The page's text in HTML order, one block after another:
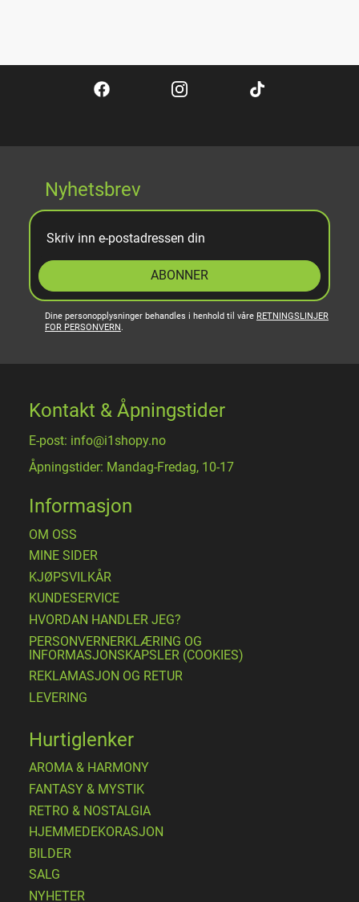
Nyhetsbrev
ABONNER
Dine personopplysninger behandles i henhold til våre RETNINGSLINJER
FOR PERSONVERN.
Kontakt & Åpningstider
E-post: info@i1shopy.no
Åpningstider: Mandag-Fredag, 10-17
Informasjon
OM OSS
MINE SIDER
​KJØPSVILKÅR
KUNDESERVICE
HVORDAN HANDLER JEG?
PERSONVERNERKLÆRING OG
INFORMASJONSKAPSLER (COOKIES)
REKLAMASJON OG RETUR
LEVERING
Hurtiglenker
AROMA & HARMONY
FANTASY & MYSTIK
RETRO & NOSTALGIA
HJEMMEDEKORASJON
BILDER
SALG
NYHETER